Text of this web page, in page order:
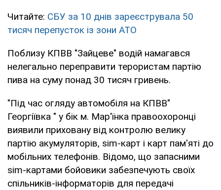
Читайте: СБУ за 10 днів зареєструвала 50
тисяч перепусток із зони АТО
Поблизу КПВВ "Зайцеве" водій намагався
нелегально переправити терористам партію
пива на суму понад 30 тисяч гривень.
"Під час огляду автомобіля на КПВВ"
Георгіївка " у бік м. Мар'їнка правоохоронці
виявили приховану від контролю велику
партію акумуляторів, sim-карт і карт пам'яті до
мобільних телефонів. Відомо, що запасними
sim-картами бойовики забезпечують своїх
спільників-інформаторів для передачі